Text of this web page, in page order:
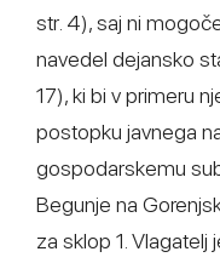
str. 4), saj ni
navedel dejansko
17), ki bi v primeru
postopku javnega
gospodarskemu
Begunje na
za sklop 1.